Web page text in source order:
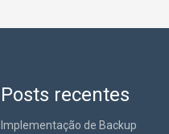
Posts recentes
Implementação de Backup